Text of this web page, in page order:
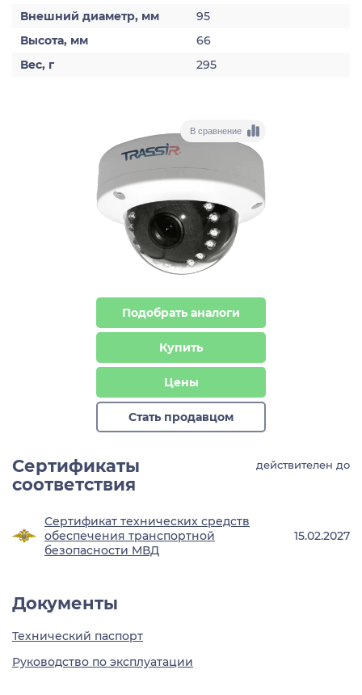
Внешний диаметр, мм
95
Высота, мм
66
Вес, г
295
В сравнение
Подобрать аналоги
Купить
Цены
Стать продавцом
Сертификаты
соответствия
действителен до
Сертификат технических средств
обеспечения транспортной
безопасности МВД
15.02.2027
Документы
Технический паспорт
Руководство по эксплуатации